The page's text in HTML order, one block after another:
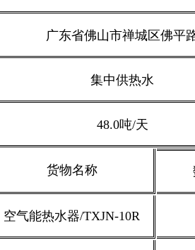
广东省佛山市禅城区佛平
集中供热水
48.0吨/天
货物名称
空气能热水器/TXJN-10R